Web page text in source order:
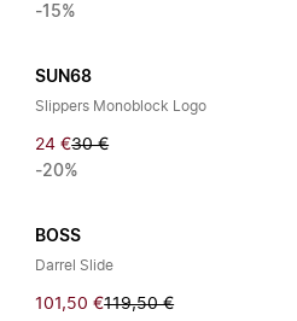
-15%
SUN68
Slippers Monoblock Logo
24 €30 €
-20%
BOSS
Darrel Slide
101,50 €119,50 €